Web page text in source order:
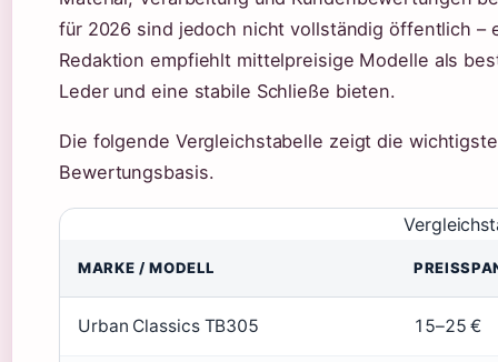
für 2026 sind jedoch nicht vollständig öffentlich –
Redaktion empfiehlt mittelpreisige Modelle als
Leder und eine stabile Schließe bieten.
Die folgende Vergleichstabelle zeigt die
Bewertungsbasis.
MARKE / MODELL
Urban Classics TB305 15–25 €